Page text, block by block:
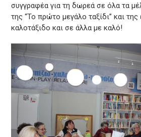
συγγραφέα για τη δωρεά σε όλα τα
της “Το πρώτο μεγάλο ταξίδι” και
καλοτάξιδο και σε άλλα με καλό!